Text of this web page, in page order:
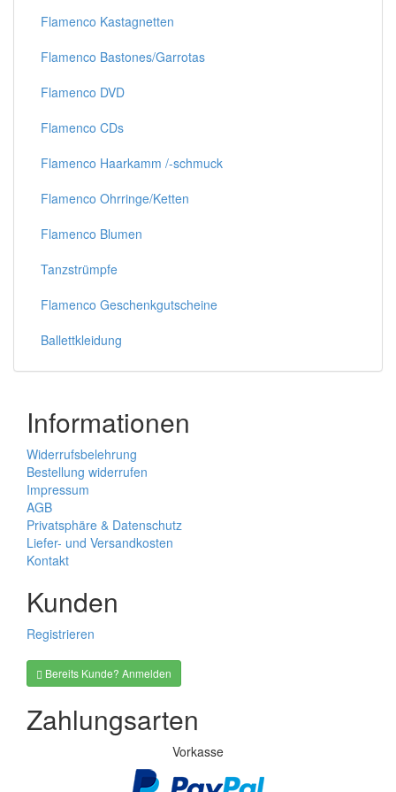
Flamenco Kastagnetten
Flamenco Bastones/Garrotas
Flamenco DVD
Flamenco CDs
Flamenco Haarkamm /-schmuck
Flamenco Ohrringe/Ketten
Flamenco Blumen
Tanzstrümpfe
Flamenco Geschenkgutscheine
Ballettkleidung
Informationen
Widerrufsbelehrung
Bestellung widerrufen
Impressum
AGB
Privatsphäre & Datenschutz
Liefer- und Versandkosten
Kontakt
Kunden
Registrieren
Bereits Kunde? Anmelden
Zahlungsarten
Vorkasse